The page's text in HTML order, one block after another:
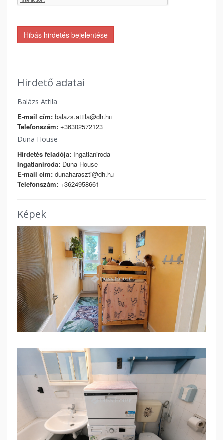
Hibás hirdetés bejelentése
Hirdető adatai
Balázs Attila
E-mail cím: balazs.attila@dh.hu
Telefonszám: +36302572123
Duna House
Hirdetés feladója: Ingatlaniroda
Ingatlaniroda: Duna House
E-mail cím: dunaharaszti@dh.hu
Telefonszám: +3624958661
Képek